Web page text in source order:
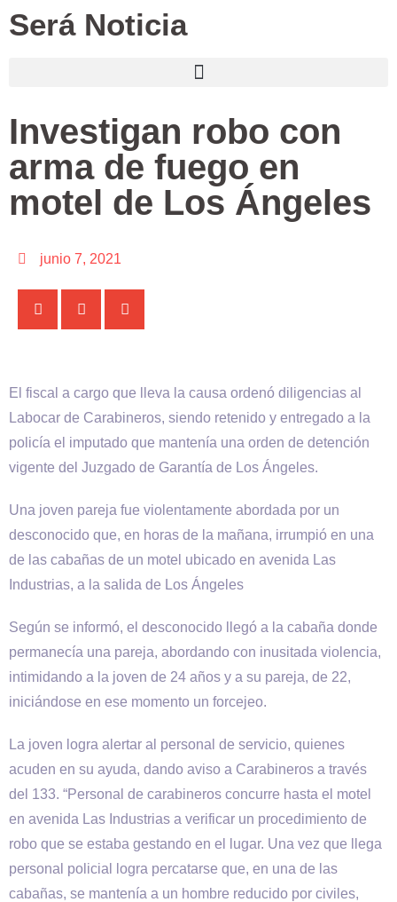
Será Noticia
Investigan robo con
arma de fuego en
motel de Los Ángeles
junio 7, 2021
El fiscal a cargo que lleva la causa ordenó diligencias al
Labocar de Carabineros, siendo retenido y entregado a la
policía el imputado que mantenía una orden de detención
vigente del Juzgado de Garantía de Los Ángeles.
Una joven pareja fue violentamente abordada por un
desconocido que, en horas de la mañana, irrumpió en una
de las cabañas de un motel ubicado en avenida Las
Industrias, a la salida de Los Ángeles
Según se informó, el desconocido llegó a la cabaña donde
permanecía una pareja, abordando con inusitada violencia,
intimidando a la joven de 24 años y a su pareja, de 22,
iniciándose en ese momento un forcejeo.
La joven logra alertar al personal de servicio, quienes
acuden en su ayuda, dando aviso a Carabineros a través
del 133. “Personal de carabineros concurre hasta el motel
en avenida Las Industrias a verificar un procedimiento de
robo que se estaba gestando en el lugar. Una vez que llega
personal policial logra percatarse que, en una de las
cabañas, se mantenía a un hombre reducido por civiles,